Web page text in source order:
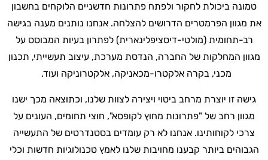
טמונה ביכולת לחקור ולפתח פתרונות חדשניים הלוקחים בחשבון
את מגוון הפרמטרים הדרושים להצלחה. אנחנו נותנים מענה בגישה
רב-תחומית (מולטי-דיסציפלינארית) לפתרון בעיות המבוסס על
מגוון המחלקות של החברה, הנדסת מערכת, עיצוב תעשייתי, תכנון
מכני, בקרה אלקטרו-מכאניקה, אלקטרוניקה ועוד.
גישה זו יוצרת מרחב ביטוי ויצירה לצוות שלנו, וכתוצאה מכך ישנו
מגוון רחב של "פתרונות מחוץ לקופסא", חוצי תחומים, העונים על
צרכי לקוחותינו. אנחנו לא רק עומדים בסטנדרטים של התעשייה
הגבוהים ביותר קבענו מחויבות שלנו לאמץ טכנולוגיות חדשות וכלי